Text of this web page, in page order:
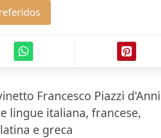
Francesco Piazzi d'Anni
lingue italiana, francese,
e greca